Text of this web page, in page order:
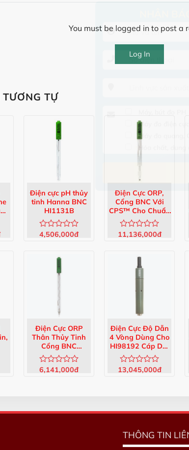
NHẬN
Máy, bút đo PH
Máy đo điện
Máy đo quang,
Hóa chất, dung
You must be logged in to post a
Log In
TỰ
Điện cực pH thủy
tinh Hanna BNC
HI1131B
Được
4,506,000đ
Điện Cực ORP,
Cổng BNC Với
CPS™ Cho Chuẩn
Độ Khan HI3149B
Được
11,136,000đ
Điện Cực ORP
Thân Thủy Tinh
Cổng BNC
HI3131B
Được
sao
6,141,000đ
Điện Cực Độ Dẫn
4 Vòng Dùng Cho
HI98192 Cáp Dài
1.5m HI763133
Được
sao
13,045,000đ
THÔNG TIN